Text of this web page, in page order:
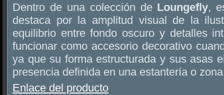
Dentro de una colección de Loungefly,
destaca por la amplitud visual de la
equilibrio entre fondo oscuro y detalles
funcionar como accesorio decorativo
ya que su forma estructurada y sus asas
presencia definida en una estantería o
Enlace del producto